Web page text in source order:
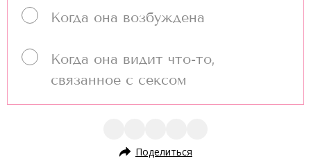
Когда она возбуждена
Когда она видит что-то,
связанное с сексом
Поделиться